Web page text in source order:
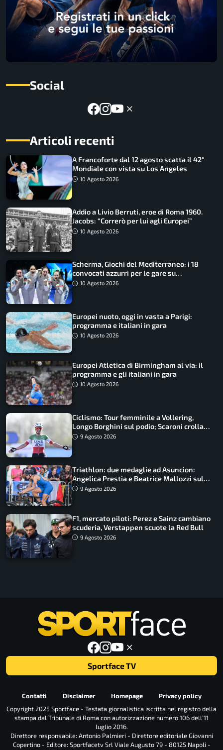
Social
Articoli recenti
A Francoforte dal 12 agosto scatta il 42°
Mondiale con vista su Los Angeles
10 Agosto 2026
Addio a Livio Berruti, eroe di Roma 1960.
Jacobs: “Correrò per lui agli Europei”
10 Agosto 2026
Scherma, Giochi del Mediterraneo: i 18
convocati azzurri per le gare su
SportFaceTV
10 Agosto 2026
Europei nuoto, oggi in vasta a Parigi:
programma e italiani in gara
10 Agosto 2026
Europei Atletica di Birmingham al via: il
programma e gli italiani in gara
10 Agosto 2026
Ciclismo: Tour femminile a Vollering,
Longo Borghini sul podio; Scaroni crolla
in Polonia
9 Agosto 2026
Triathlon: due medaglie ad Asuncion:
Angelica Prestia e Beatrice Mallozzi sul
podio
9 Agosto 2026
F1, mercato piloti: Perez e Sainz cambiano
scuderia, Verstappen scuote la Red Bull
9 Agosto 2026
Sportface TV
Contatti Disclaimer Homepage
Privacy policy
Copyright 2025 Sportface - Testata giornalistica iscritta nel registro della
stampa dal Tribunale di Roma con autorizzazione numero 106 dell’11
luglio 2016.
Direttore responsabile: Antonio Palmieri - Direttore editoriale Giovanni
Copertino - Editore: Sportfacetv Srl Viale Augusto 79 - 80125 Napoli -